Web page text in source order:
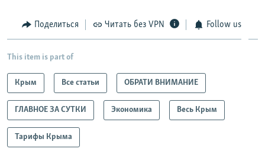
Поделиться Читать без VPN Follow us
This item is part of
Крым Все статьи ОБРАТИ ВНИМАНИЕ
ГЛАВНОЕ ЗА СУТКИ Экономика Весь Крым
Тарифы Крыма